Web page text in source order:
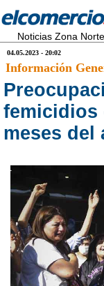
Noticias Zona Norte
04.05.2023 - 20:02
Información
femicidios
meses del